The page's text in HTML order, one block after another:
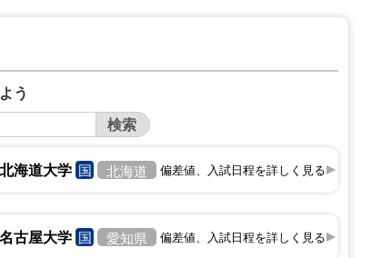
う
北海道大学 国 北海道 偏差値、入試日程を詳しく見る
名古屋大学 国 愛知県 偏差値、入試日程を詳しく見る